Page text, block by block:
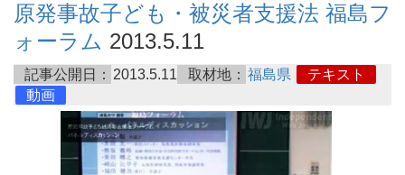
原発事故子ども・被災者支援法 福島フ
ォーラム 2013.5.11
記事公開日： 2013.5.11 取材地： 福島県
テキスト
動画